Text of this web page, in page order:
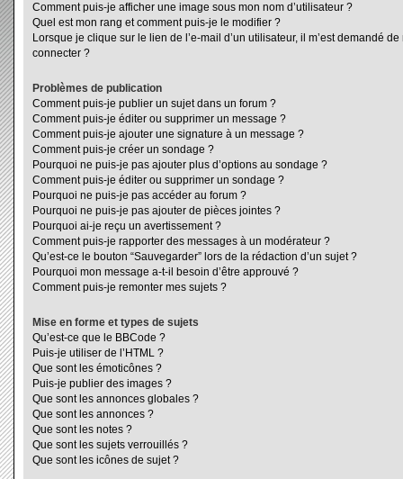
Comment puis-je afficher une image sous mon nom d’utilisateur ?
Quel est mon rang et comment puis-je le modifier ?
Lorsque je clique sur le lien de l’e-mail d’un utilisateur, il m’est demandé de
connecter ?
Problèmes de publication
Comment puis-je publier un sujet dans un forum ?
Comment puis-je éditer ou supprimer un message ?
Comment puis-je ajouter une signature à un message ?
Comment puis-je créer un sondage ?
Pourquoi ne puis-je pas ajouter plus d’options au sondage ?
Comment puis-je éditer ou supprimer un sondage ?
Pourquoi ne puis-je pas accéder au forum ?
Pourquoi ne puis-je pas ajouter de pièces jointes ?
Pourquoi ai-je reçu un avertissement ?
Comment puis-je rapporter des messages à un modérateur ?
Qu’est-ce le bouton “Sauvegarder” lors de la rédaction d’un sujet ?
Pourquoi mon message a-t-il besoin d’être approuvé ?
Comment puis-je remonter mes sujets ?
Mise en forme et types de sujets
Qu’est-ce que le BBCode ?
Puis-je utiliser de l’HTML ?
Que sont les émoticônes ?
Puis-je publier des images ?
Que sont les annonces globales ?
Que sont les annonces ?
Que sont les notes ?
Que sont les sujets verrouillés ?
Que sont les icônes de sujet ?